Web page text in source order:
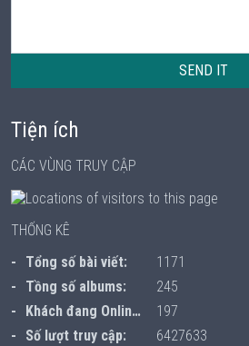
SEND IT
Tiện ích
CÁC VÙNG TRUY CẬP
THỐNG KÊ
Tổng số bài viết:
1171
Tồng số albums:
245
Khách đang Online:
197
Số lượt truy cập:
6427633